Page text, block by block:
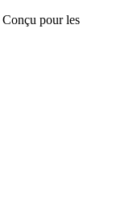
Conçu pour les